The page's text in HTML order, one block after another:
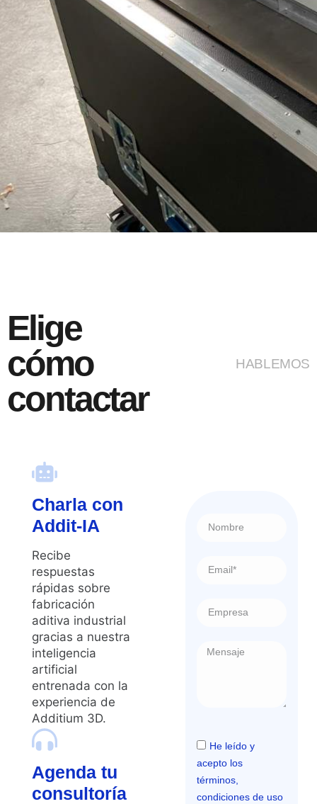
Elige
cómo
contactar
HABLEMOS
Charla con
Addit-IA
Recibe
respuestas
rápidas sobre
fabricación
aditiva industrial
gracias a nuestra
inteligencia
artificial
entrenada con la
experiencia de
Additium 3D.
Agenda tu
consultoría
He leído y
acepto los
términos,
condiciones de uso